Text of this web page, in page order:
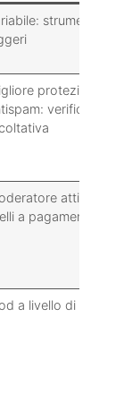
strumenti
protezione
verifica
attivo sui
a pagamento
a livello di server